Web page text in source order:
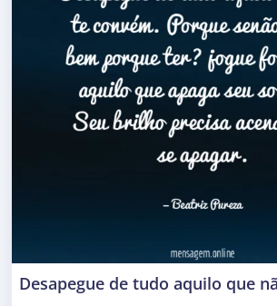
Desapegue de tudo aquilo que